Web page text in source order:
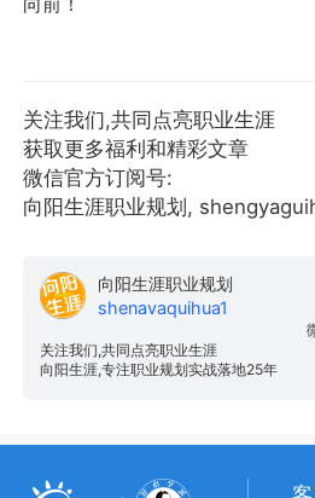
向前！
关注我们,共同点亮职业生涯
获取更多福利和精彩文章
微信官方订阅号:
向阳生涯职业规划,
向阳生涯职业规划
shenavaquihua1
关注我们,共同点亮职业生涯
向阳生涯,专注职业规划实战落地25年